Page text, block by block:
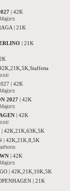
| 42K
| 21K
| 21K
| 42K
2027 | 42K
| 42K
42K,21K,63K,5K
| 42K,21K,8,5K
| 42K
| 42K,21K,10K,5K
| 21K